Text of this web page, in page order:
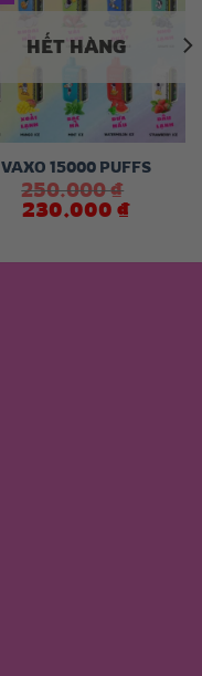
HẾT HÀNG
VAXO 15000 PUFFS
250.000₫
Giá
gốc
230.000 ₫Giá
230.000